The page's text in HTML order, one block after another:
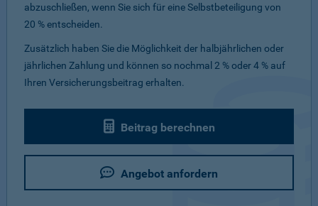
abzuschließen, wenn Sie sich für eine Selbstbeteiligung von
20 % entscheiden.
Zusätzlich haben Sie die Möglichkeit der halbjährlichen oder
jährlichen Zahlung und können so nochmal 2 % oder 4 % auf
Ihren Versicherungsbeitrag erhalten.
Beitrag berechnen
Angebot anfordern